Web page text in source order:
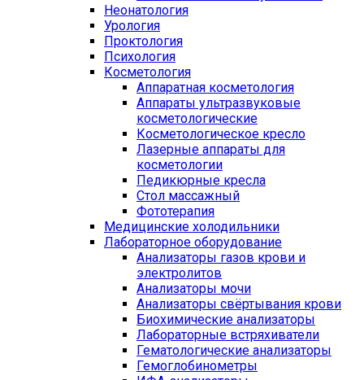
Неонатология
Урология
Проктология
Психология
Косметология
Аппаратная косметология
Аппараты ультразвуковые
косметологические
Косметологическое кресло
Лазерные аппараты для
косметологии
Педикюрные кресла
Стол массажный
Фототерапия
Медицинские холодильники
Лабораторное оборудование
Анализаторы газов крови и
электролитов
Анализаторы мочи
Анализаторы свёртывания крови
Биохимические анализаторы
Лабораторные встряхиватели
Гематологические анализаторы
Гемоглобинометры